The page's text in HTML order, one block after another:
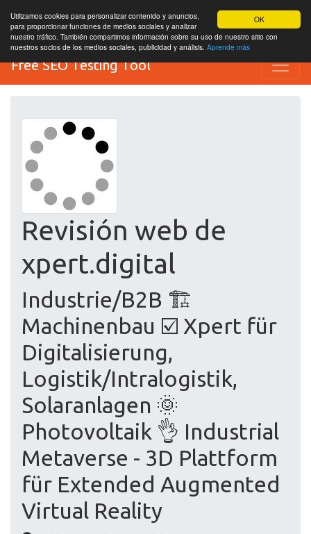
OK
Utilizamos cookies para personalizar contenido y anuncios,
para proporcionar funciones de medios sociales y analizar
nuestro tráfico. También compartimos información sobre su uso de nuestro sitio con
nuestros socios de los medios sociales, publicidad y análisis. Aprende más
Free SEO Testing Tool
Revisión web de
xpert.digital
Industrie/B2B 🏗️
Machinenbau ☑️ Xpert für
Digitalisierung,
Logistik/Intralogistik,
Solaranlagen 🌞
Photovoltaik 👌 Industrial
Metaverse - 3D Plattform
für Extended Augmented
Virtual Reality